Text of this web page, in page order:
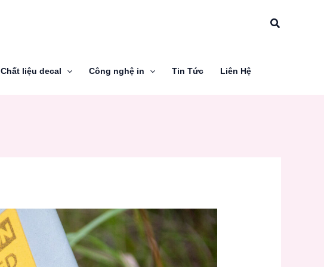
Tìm
Chất liệu decal Công nghệ in Tin Tức Liên Hệ